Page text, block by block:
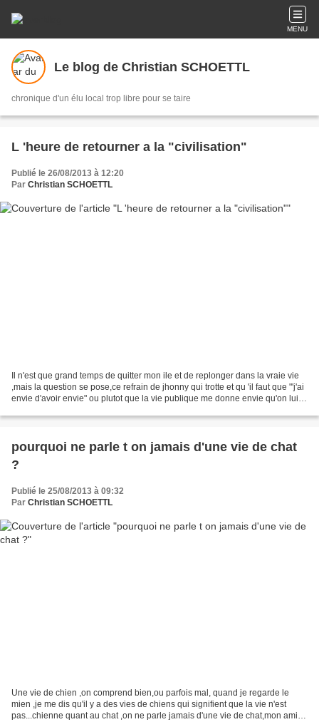
MENU
Le blog de Christian SCHOETTL
chronique d'un élu local trop libre pour se taire
L 'heure de retourner a la "civilisation"
Publié le 26/08/2013 à 12:20
Par Christian SCHOETTL
Il n'est que grand temps de quitter mon ile et de replonger dans la vraie vie
,mais la question se pose,ce refrain de jhonny qui trotte et qu 'il faut que "'j'ai
envie d'avoir envie" ou plutot que la vie publique me donne envie qu'on lui
pourquoi ne parle t on jamais d'une vie de chat
?
Publié le 25/08/2013 à 09:32
Par Christian SCHOETTL
Une vie de chien ,on comprend bien,ou parfois mal, quand je regarde le
mien ,je me dis qu'il y a des vies de chiens qui signifient que la vie n'est
pas...chienne quant au chat ,on ne parle jamais d'une vie de chat,mon amie